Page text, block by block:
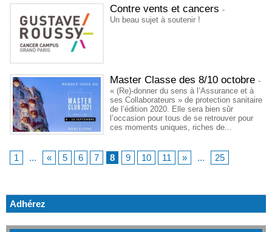
Contre vents et cancers -
Un beau sujet à soutenir !
Master Classe des 8/10 octobre -
« (Re)-donner du sens à l’Assurance et à
ses Collaborateurs » de protection sanitaire
de l’édition 2020. Elle sera bien sûr
l’occasion pour tous de se retrouver pour
ces moments uniques, riches de...
1 ... « 5 6 7 8 9 10 11 » ... 25
Adhérez